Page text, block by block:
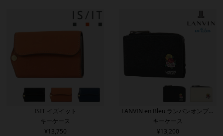
ISIT イズイット
キーケース
¥13,750
LANVIN en Bleu ランバンオンブル
ー
キーケース
¥13,200